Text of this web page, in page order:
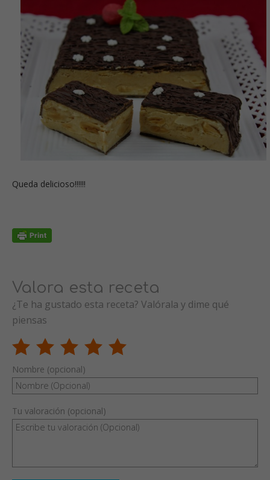
Queda delicioso!!!!!!
Valora esta receta
¿Te ha gustado esta receta? Valórala y dime qué
piensas
Nombre (opcional)
Tu valoración (opcional)